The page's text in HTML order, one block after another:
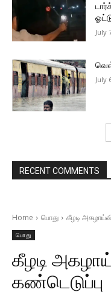
July
July
RECENT COMMENTS